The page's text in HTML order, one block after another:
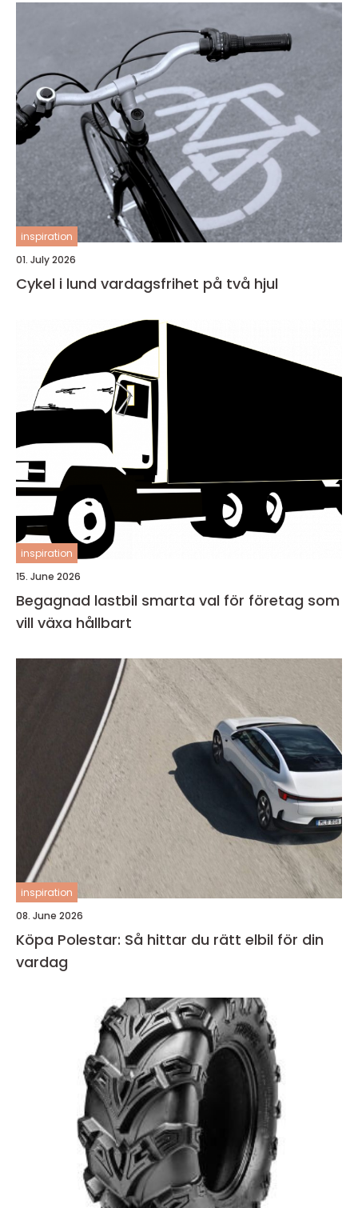
inspiration
01. July 2026
Cykel i lund vardagsfrihet på två hjul
inspiration
15. June 2026
Begagnad lastbil smarta val för företag som
vill växa hållbart
inspiration
08. June 2026
Köpa Polestar: Så hittar du rätt elbil för din
vardag